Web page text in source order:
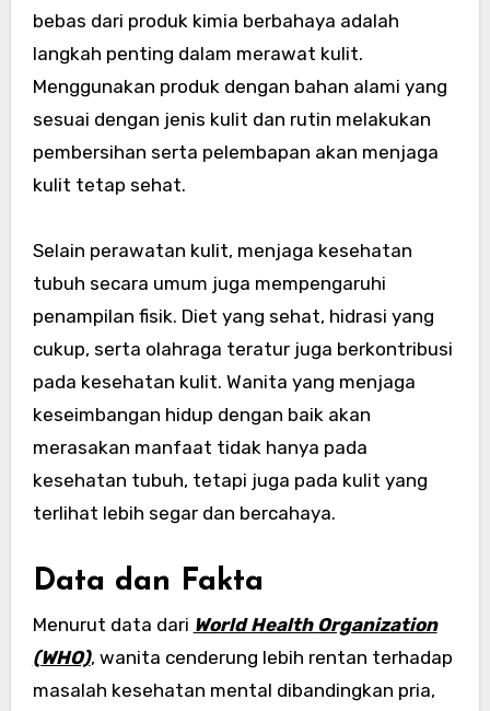
bebas dari produk kimia berbahaya adalah
langkah penting dalam merawat kulit.
Menggunakan produk dengan bahan alami yang
sesuai dengan jenis kulit dan rutin melakukan
pembersihan serta pelembapan akan menjaga
kulit tetap sehat.
Selain perawatan kulit, menjaga kesehatan
tubuh secara umum juga mempengaruhi
penampilan fisik. Diet yang sehat, hidrasi yang
cukup, serta olahraga teratur juga berkontribusi
pada kesehatan kulit. Wanita yang menjaga
keseimbangan hidup dengan baik akan
merasakan manfaat tidak hanya pada
kesehatan tubuh, tetapi juga pada kulit yang
terlihat lebih segar dan bercahaya.
Data dan Fakta
Menurut data dari World Health Organization
(WHO), wanita cenderung lebih rentan terhadap
masalah kesehatan mental dibandingkan pria,